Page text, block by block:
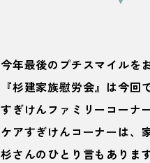
今年最後のプチスマイルを
『杉建家族慰労会』は今
すぎけんファミリーコーナ
ケアすぎけんコーナーは、
杉さんのひとり言もあります